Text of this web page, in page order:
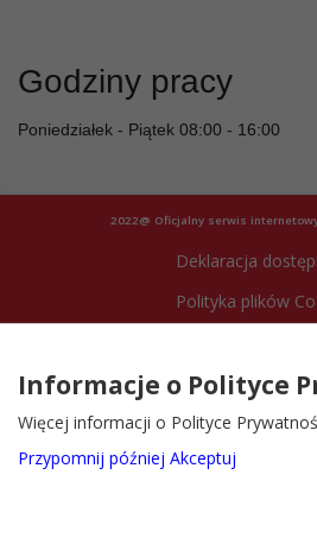
Godziny pracy
Poniedziałek - Piątek 08:00 - 16:00
2022@ Oficjalny serwis
Deklaracja
Polityka plików
Informacje o Polityce
Więcej informacji o Polityce
Przypomnij później Akceptuj